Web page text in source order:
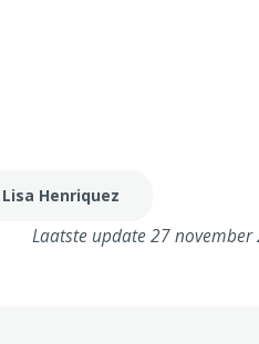
Henriquez
Laatste update 27 november